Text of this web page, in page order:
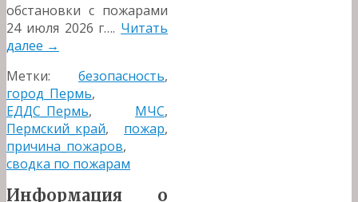
обстановки с пожарами
24 июля 2026 г…. Читать
далее →
Метки: безопасность,
город_Пермь,
ЕДДС_Пермь, МЧС,
Пермский_край, пожар,
причина_пожаров,
сводка по пожарам
Информация о